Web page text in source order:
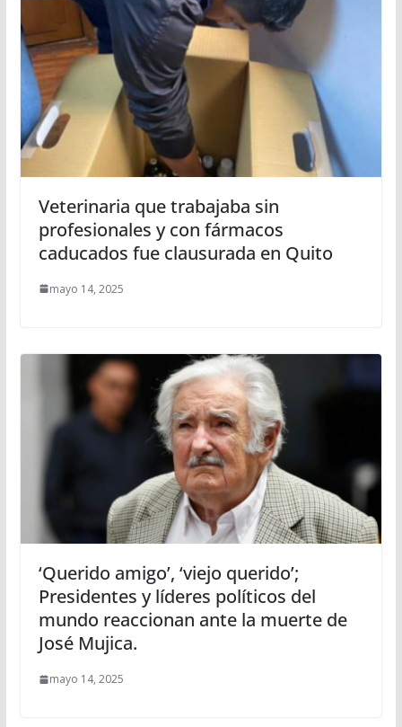
Veterinaria que trabajaba sin
profesionales y con fármacos
caducados fue clausurada en Quito
mayo 14, 2025
‘Querido amigo’, ‘viejo querido’;
Presidentes y líderes políticos del
mundo reaccionan ante la muerte de
José Mujica.
mayo 14, 2025